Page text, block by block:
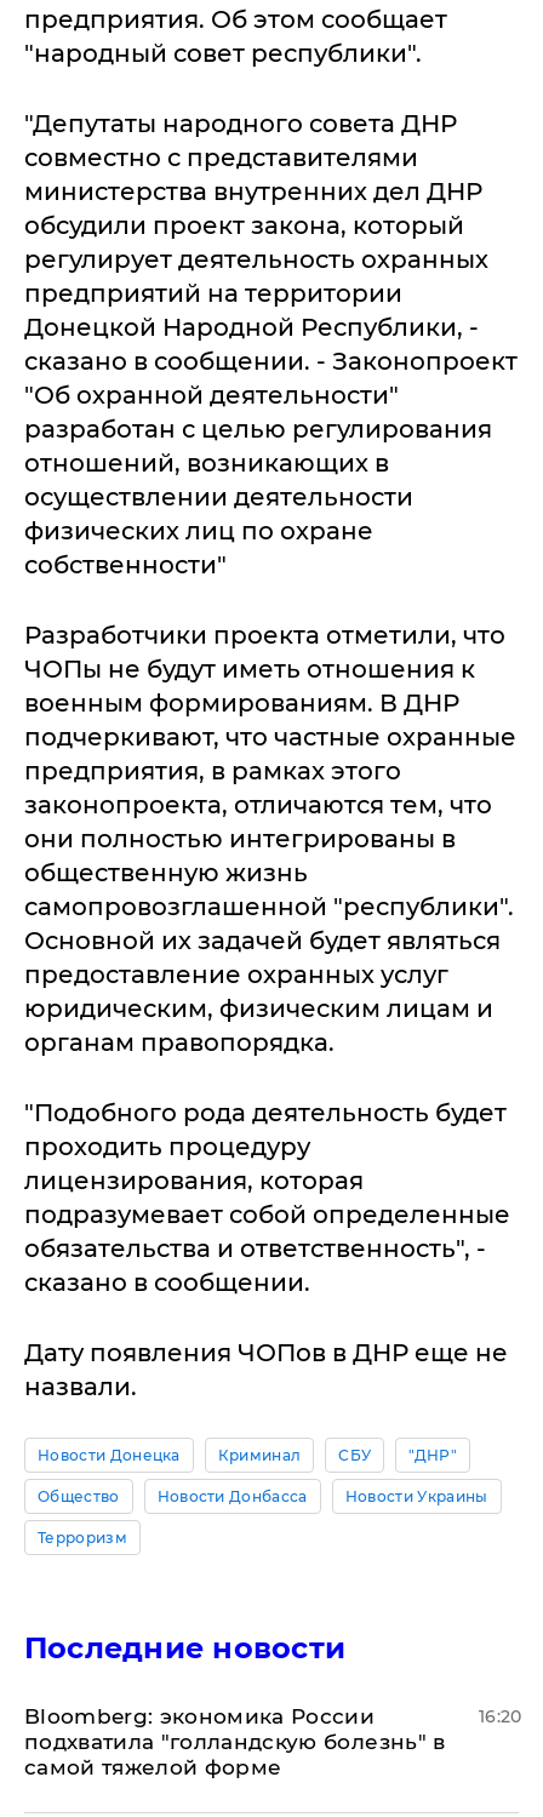
предприятия. Об этом сообщает
"народный совет республики".
"Депутаты народного совета ДНР
совместно с представителями
министерства внутренних дел ДНР
обсудили проект закона, который
регулирует деятельность охранных
предприятий на территории
Донецкой Народной Республики, -
сказано в сообщении. - Законопроект
"Об охранной деятельности"
разработан с целью регулирования
отношений, возникающих в
осуществлении деятельности
физических лиц по охране
собственности"
Разработчики проекта отметили, что
ЧОПы не будут иметь отношения к
военным формированиям. В ДНР
подчеркивают, что частные охранные
предприятия, в рамках этого
законопроекта, отличаются тем, что
они полностью интегрированы в
общественную жизнь
самопровозглашенной "республики".
Основной их задачей будет являться
предоставление охранных услуг
юридическим, физическим лицам и
органам правопорядка.
"Подобного рода деятельность будет
проходить процедуру
лицензирования, которая
подразумевает собой определенные
обязательства и ответственность", -
сказано в сообщении.
Дату появления ЧОПов в ДНР еще не
назвали.
Новости Донецка Криминал СБУ "ДНР"
Общество Новости Донбасса Новости Украины
Терроризм
Последние новости
Bloomberg: экономика России
подхватила "голландскую болезнь" в
самой тяжелой форме
16:20